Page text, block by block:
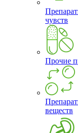
чувств
Прочие
веществ